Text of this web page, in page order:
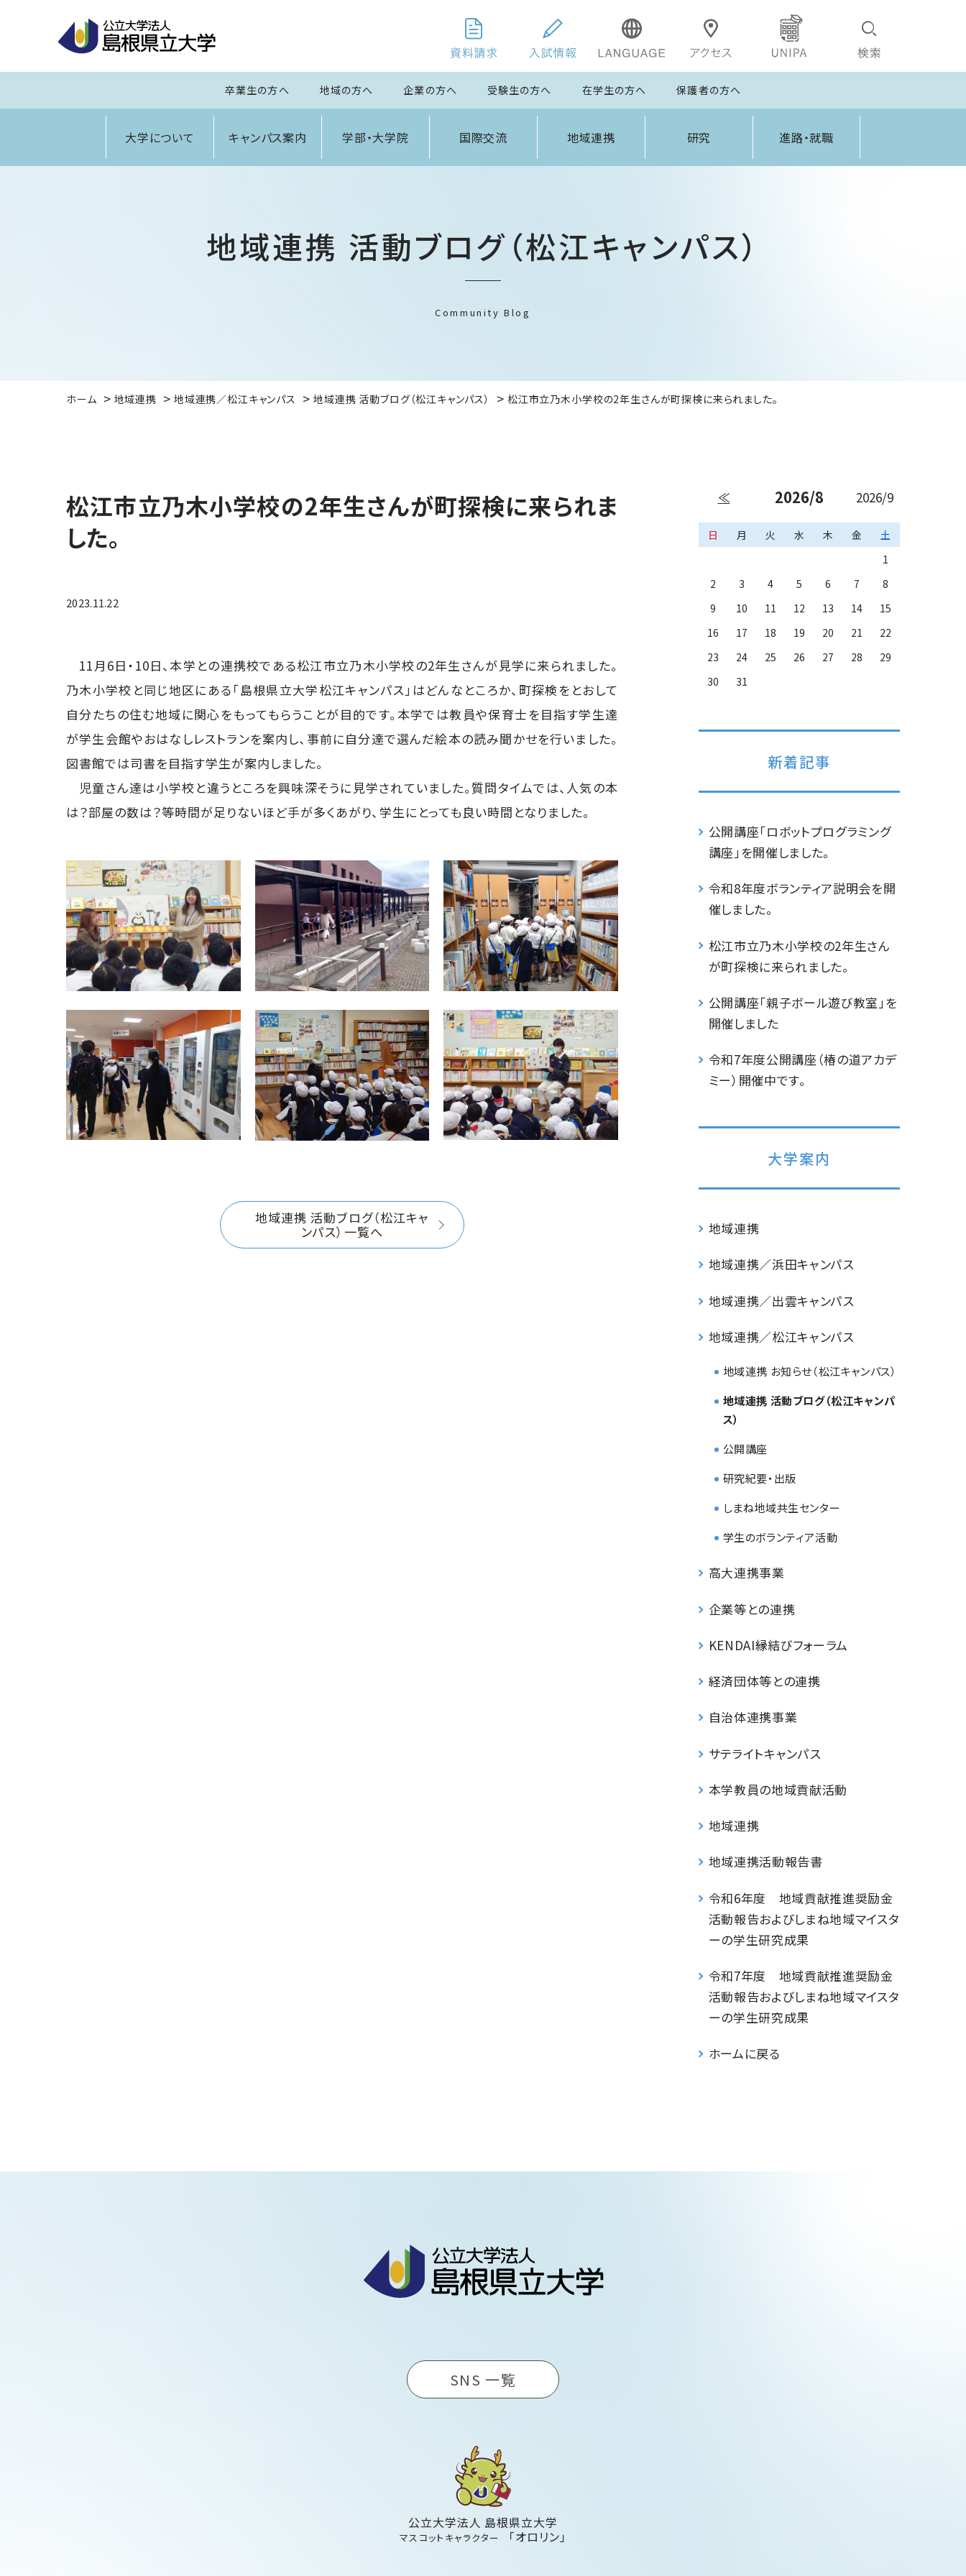
卒業生の方へ 地域の方へ 企業の方へ 受験生の方へ 在学生の方へ 保護者の方へ
大学について キャンパス案内 学部・大学院 国際交流 地域連携 研究 進路・就職
地域連携 活動ブログ（松江キャンパス）
Community Blog
ホーム 地域連携 地域連携／松江キャンパス 地域連携 活動ブログ（松江キャンパス） 松江市立乃木小学校の2年生さんが町探検に来られました。
松江市立乃木小学校の2年生さんが町探検に来られま
した。
2023.11.22
11月6日・10日、本学との連携校である松江市立乃木小学校の2年生さんが見学に来られました。
乃木小学校と同じ地区にある「島根県立大学松江キャンパス」はどんなところか、町探検をとおして
自分たちの住む地域に関心をもってもらうことが目的です。本学では教員や保育士を目指す学生達
が学生会館やおはなしレストランを案内し、事前に自分達で選んだ絵本の読み聞かせを行いました。
図書館では司書を目指す学生が案内しました。
児童さん達は小学校と違うところを興味深そうに見学されていました。質問タイムでは、人気の本
は？部屋の数は？等時間が足りないほど手が多くあがり、学生にとっても良い時間となりました。
地域連携 活動ブログ（松江キャ
ンパス）一覧へ
≪ 2026/8 2026/9
日 月 火 水 木 金
土
1
2
3 4 5 6 7
8
9
10 11 12 13 14
15
16
17 18 19 20 21
22
23
24 25 26 27 28
29
30
31
新着記事
公開講座「ロボットプログラミング
講座」を開催しました。
令和8年度ボランティア説明会を開
催しました。
松江市立乃木小学校の2年生さん
が町探検に来られました。
公開講座「親子ボール遊び教室」を
開催しました
令和7年度公開講座（椿の道アカデ
ミー）開催中です。
大学案内
地域連携
地域連携／浜田キャンパス
地域連携／出雲キャンパス
地域連携／松江キャンパス
地域連携 お知らせ（松江キャンパス）
地域連携 活動ブログ（松江キャンパ
ス）
公開講座
研究紀要・出版
しまね地域共生センター
学生のボランティア活動
高大連携事業
企業等との連携
KENDAI縁結びフォーラム
経済団体等との連携
自治体連携事業
サテライトキャンパス
本学教員の地域貢献活動
地域連携
地域連携活動報告書
令和6年度 地域貢献推進奨励金
活動報告およびしまね地域マイスタ
ーの学生研究成果
令和7年度 地域貢献推進奨励金
活動報告およびしまね地域マイスタ
ーの学生研究成果
ホームに戻る
SNS 一覧
公立大学法人 島根県立大学
マスコットキャラクター 「オロリン」